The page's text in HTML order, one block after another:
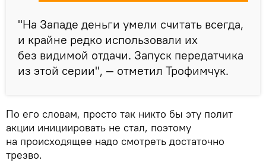
"На Западе деньги умели считать всегда,
и крайне редко использовали их
без видимой отдачи. Запуск передатчика
из этой серии", — отметил Трофимчук.
По его словам, просто так никто бы эту полит
акции инициировать не стал, поэтому
на происходящее надо смотреть достаточно
трезво.